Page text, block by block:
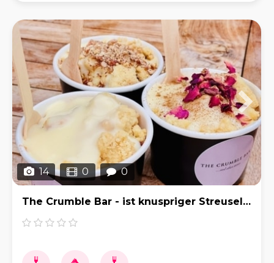
14 0 0
The Crumble Bar - ist knuspriger Streusel auf leckerem Kompott!